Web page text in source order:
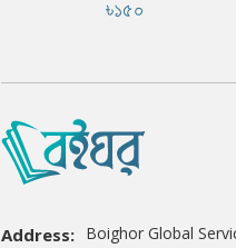
৳১৫০
Address: Boighor Global